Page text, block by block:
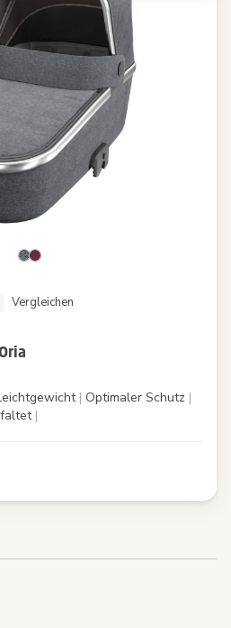
Vergleichen
| Optimaler Schutz |
|